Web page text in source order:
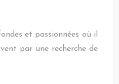
et passionnées où il
par une recherche de